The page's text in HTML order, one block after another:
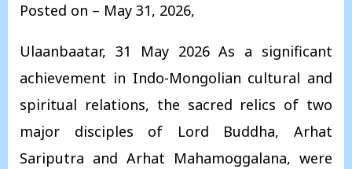
Posted on – May 31, 2026,
Ulaanbaatar, 31 May 2026 As a significant
achievement in Indo-Mongolian cultural and
spiritual relations, the sacred relics of two
major disciples of Lord Buddha, Arhat
Sariputra and Arhat Mahamoggalana, were